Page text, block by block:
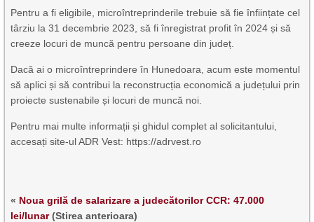
Pentru a fi eligibile, microîntreprinderile trebuie să fie înființate cel
târziu la 31 decembrie 2023, să fi înregistrat profit în 2024 și să
creeze locuri de muncă pentru persoane din județ.
Dacă ai o microîntreprindere în Hunedoara, acum este momentul
să aplici și să contribui la reconstrucția economică a județului prin
proiecte sustenabile și locuri de muncă noi.
Pentru mai multe informații și ghidul complet al solicitantului,
accesați site-ul ADR Vest: https://adrvest.ro
« Noua grilă de salarizare a judecătorilor CCR: 47.000
lei/lunar(Stirea anterioara)